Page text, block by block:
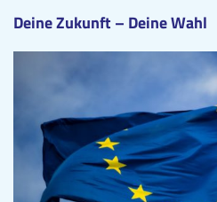
content
Deine Zukunft – Deine Wahl